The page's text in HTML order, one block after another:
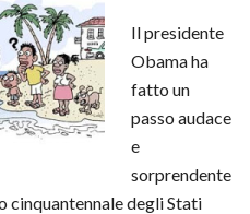
Il presidente
Obama ha
fatto un
passo audace
e
sorprendente
cinquantennale degli Stati